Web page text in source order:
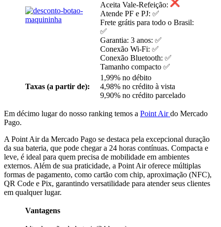
Aceita Vale-Refeição:
Atende PF e PJ: ✅
Frete grátis para todo o Brasil:
✅
Garantia: 3 anos: ✅
Conexão Wi-Fi: ✅
Conexão Bluetooth: ✅
Tamanho compacto ✅
Taxas (a partir de):
1,99% no débito
4,98% no crédito à vista
9,90% no crédito parcelado
Em décimo lugar do nosso ranking temos a Point Airdo Mercado
Pago.
A Point Air da Mercado Pago se destaca pela excepcional duração
da sua bateria, que pode chegar a 24 horas contínuas. Compacta e
leve, é ideal para quem precisa de mobilidade em ambientes
externos. Além de sua praticidade, a Point Air oferece múltiplas
formas de pagamento, como cartão com chip, aproximação (NFC),
QR Code e Pix, garantindo versatilidade para atender seus clientes
em qualquer lugar.
Vantagens